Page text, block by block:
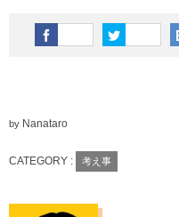
by Nanataro
CATEGORY : 考え事